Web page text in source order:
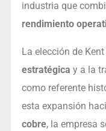
industria que
rendimiento
La elección de
estratégica y a la
como referente
esta expansión
cobre, la empresa